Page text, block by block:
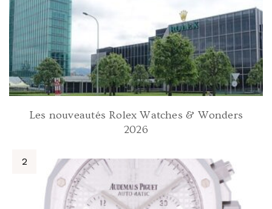
Les nouveautés Rolex Watches & Wonders
2026